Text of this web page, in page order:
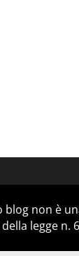
blog non è
legge n.